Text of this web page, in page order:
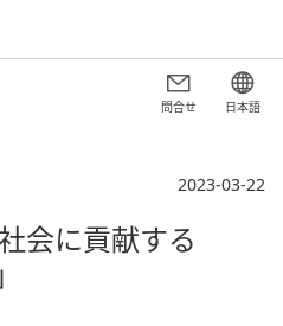
問合せ 日本語
会に貢献する
2023-03-22